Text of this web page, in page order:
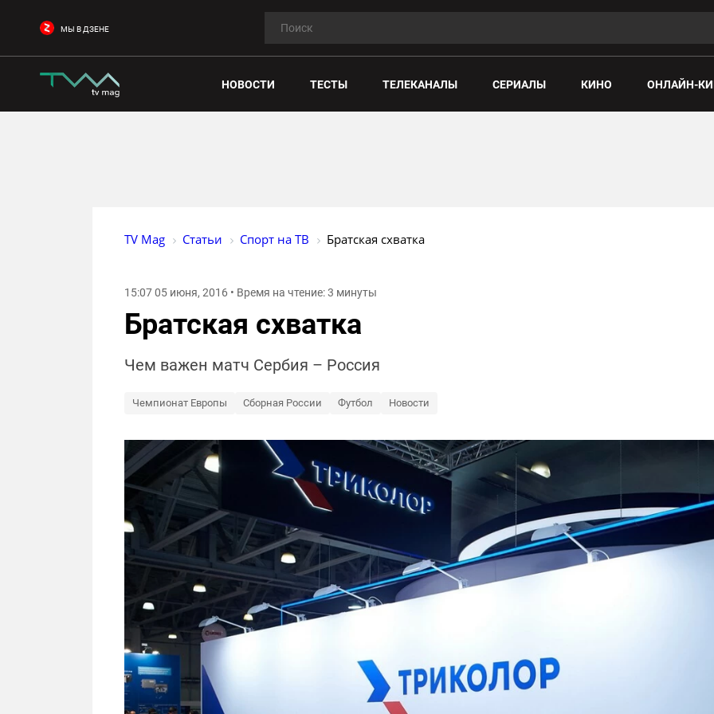
МЫ В ДЗЕНЕ
НОВОСТИ ТЕСТЫ ТЕЛЕКАНАЛЫ СЕРИАЛЫ КИНО ОНЛАЙН-
TV Mag Статьи Спорт на ТВ Братская схватка
15:07 05 июня, 2016 • Время на чтение: 3 минуты
Братская схватка
Чем важен матч Сербия – Россия
Чемпионат Европы Сборная России Футбол Новости